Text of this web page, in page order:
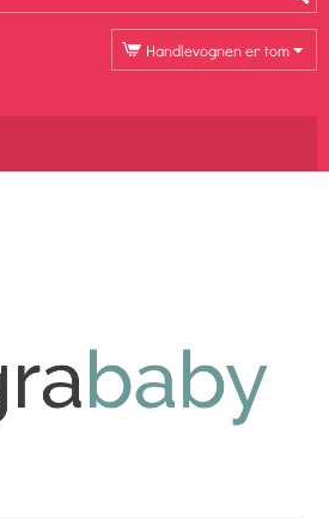
Handlevognen er tom